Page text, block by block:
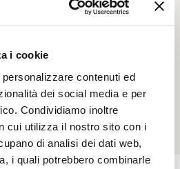
i cookie
contenuti ed
dei social media e per
Condividiamo inoltre
cui utilizza il nostro sito con i
di analisi dei dati web,
i quali potrebbero combinarle
sources. It helps
of skin water, reducing
and rebalancing
(counteracting TEWL)
damage.